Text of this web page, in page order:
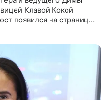
Клавой Кокой
появился на странице